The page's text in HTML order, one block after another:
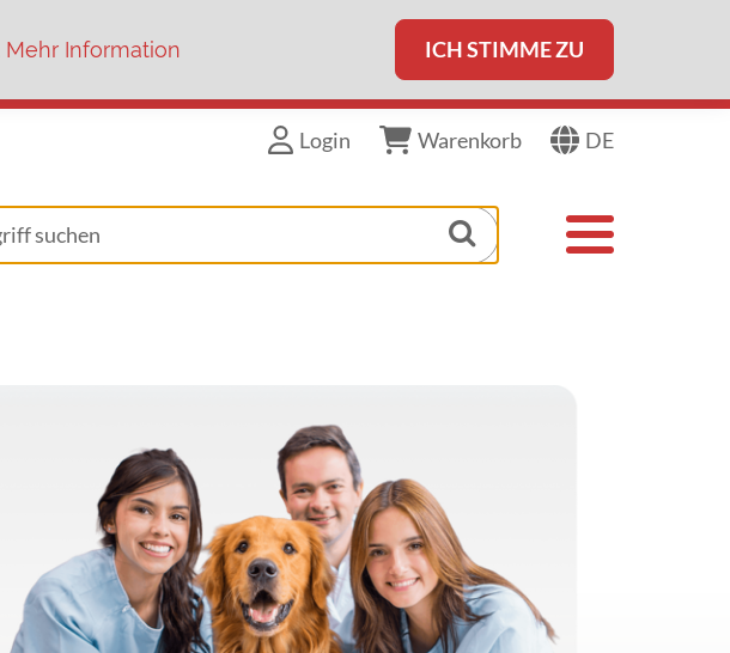
Mehr Information ICH STIMME ZU
Login Warenkorb DE
Toggle